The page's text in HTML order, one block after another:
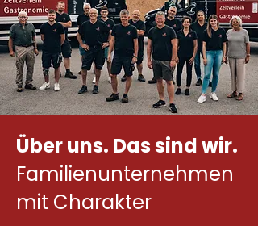
Über uns. Das sind wir.
Familienunternehmen
mit Charakter